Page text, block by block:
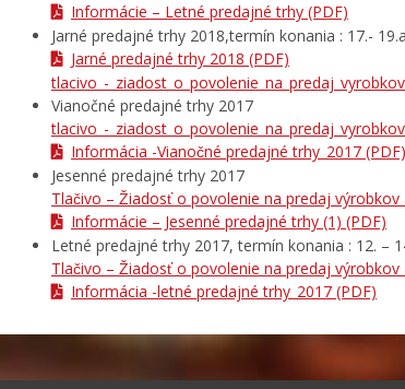
Informácie – Letné predajné trhy (PDF)
Jarné predajné trhy 2018,termín konania : 17.-
Jarné predajné trhy 2018 (PDF)
tlacivo_-
Vianočné predajné trhy 2017
tlacivo_-
Informácia -Vianočné predajné trhy_2017 (PDF)
Jesenné predajné trhy 2017
Tlačivo – Žiadosť o povolenie na predaj
Informácie – Jesenné predajné trhy (1) (PDF)
Letné predajné trhy 2017, termín konania : 12. –
Tlačivo – Žiadosť o povolenie na predaj výrobkov
Informácia -letné predajné trhy_2017 (PDF)